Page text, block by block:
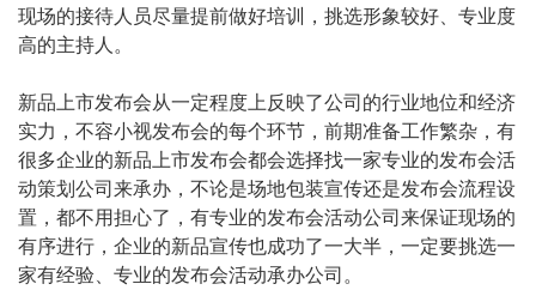
现场的接待人员尽量提前做好培训，挑选形象较好、专业度
高的主持人。
新品上市发布会从一定程度上反映了公司的行业地位和经济
实力，不容小视发布会的每个环节，前期准备工作繁杂，有
很多企业的新品上市发布会都会选择找一家专业的发布会活
动策划公司来承办，不论是场地包装宣传还是发布会流程设
置，都不用担心了，有专业的发布会活动公司来保证现场的
有序进行，企业的新品宣传也成功了一大半，一定要挑选一
家有经验、专业的发布会活动承办公司。